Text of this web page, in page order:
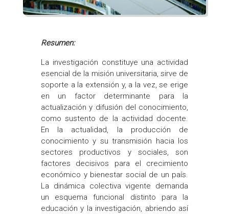
Resumen:
La investigación constituye una actividad
esencial de la misión universitaria, sirve de
soporte a la extensión y, a la vez, se erige
en un factor determinante para la
actualización y difusión del conocimiento,
como sustento de la actividad docente.
En la actualidad, la producción de
conocimiento y su transmisión hacia los
sectores productivos y sociales, son
factores decisivos para el crecimiento
económico y bienestar social de un país.
La dinámica colectiva vigente demanda
un esquema funcional distinto para la
educación y la investigación, abriendo así